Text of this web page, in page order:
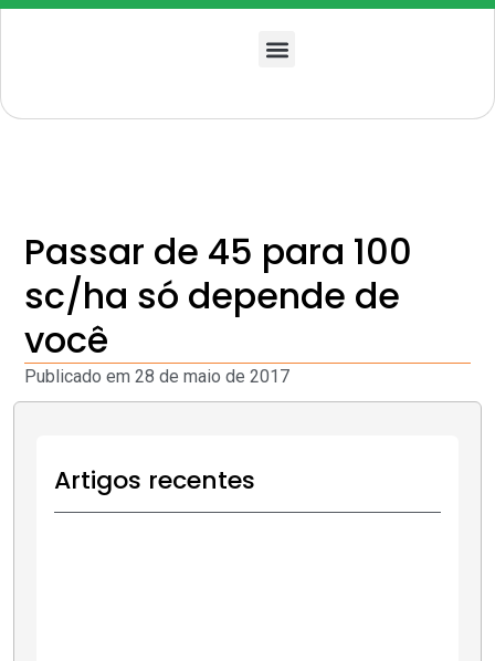
Passar de 45 para 100
sc/ha só depende de
você
Publicado em 28 de maio de 2017
Artigos recentes